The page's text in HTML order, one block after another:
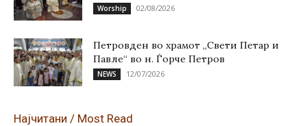
Worship 02/08/2026
Петровден во храмот „Свети Петар и
Павле“ во н. Ѓорче Петров
NEWS 12/07/2026
Најчитани / Most Read